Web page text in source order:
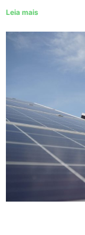
Leia mais